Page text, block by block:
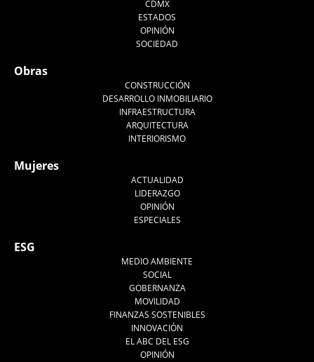
CDMX
ESTADOS
OPINIÓN
SOCIEDAD
Obras
CONSTRUCCIÓN
DESARROLLO INMOBILIARIO
INFRAESTRUCTURA
ARQUITECTURA
INTERIORISMO
Mujeres
ACTUALIDAD
LIDERAZGO
OPINIÓN
ESPECIALES
ESG
MEDIO AMBIENTE
SOCIAL
GOBERNANZA
MOVILIDAD
FINANZAS SOSTENIBLES
INNOVACIÓN
EL ABC DEL ESG
OPINIÓN